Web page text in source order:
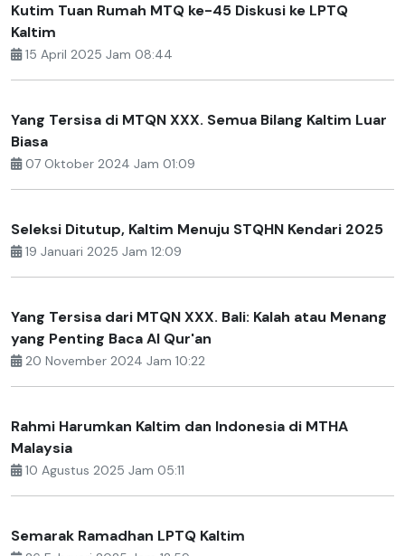
Kutim Tuan Rumah MTQ ke-45 Diskusi ke LPTQ
Kaltim
15 April 2025 Jam 08:44
Yang Tersisa di MTQN XXX. Semua Bilang Kaltim Luar
Biasa
07 Oktober 2024 Jam 01:09
Seleksi Ditutup, Kaltim Menuju STQHN Kendari 2025
19 Januari 2025 Jam 12:09
Yang Tersisa dari MTQN XXX. Bali: Kalah atau Menang
yang Penting Baca Al Qur'an
20 November 2024 Jam 10:22
Rahmi Harumkan Kaltim dan Indonesia di MTHA
Malaysia
10 Agustus 2025 Jam 05:11
Semarak Ramadhan LPTQ Kaltim